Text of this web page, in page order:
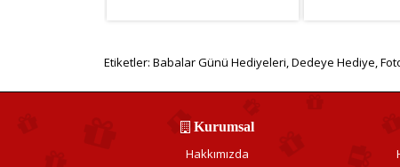
Etiketler: Babalar Günü Hediyeleri,Dedeye Hediye,
Kurumsal
Hakkımızda